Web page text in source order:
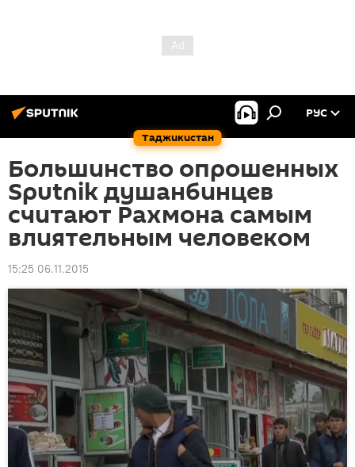
Таджикистан
РУС
Большинство опрошенных
Sputnik душанбинцев
считают Рахмона самым
влиятельным человеком
15:25 06.11.2015